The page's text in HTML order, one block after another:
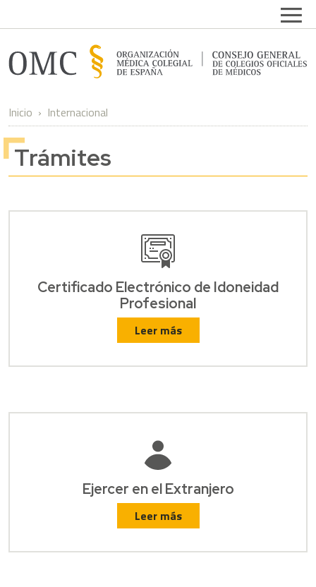
Inicio Internacional
Trámites
Certificado Electrónico de Idoneidad
Profesional
Leer más
Ejercer en el Extranjero
Leer más